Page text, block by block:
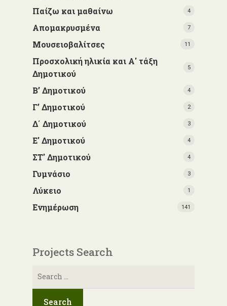
Παίζω και μαθαίνω 4
Απομακρυσμένα 7
Μουσειοβαλίτσες 11
Προσχολική ηλικία και Α' τάξη
Δημοτικού
5
Β’ Δημοτικού 4
Γ’ Δημοτικού 2
Δ΄ Δημοτικού 3
Ε' Δημοτικού 4
ΣΤ' Δημοτικού 4
Γυμνάσιο 3
Λύκειο 1
Ενημέρωση 141
Projects Search
Αναζήτηση